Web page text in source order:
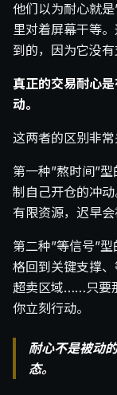
他们以为耐心就
里对着屏幕干等
到的，因为它没有
真正的交易耐心
动。
这两者的区别非常
第一种”熬时间”
制自己开仓的冲
有限资源，迟早会
第二种”等信号”
格回到关键支撑
超卖区域……只要
你立刻行动。
耐心不是被动
态。